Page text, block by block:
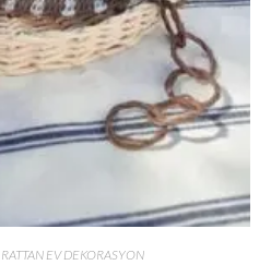
RATTAN EV DEKORASYON